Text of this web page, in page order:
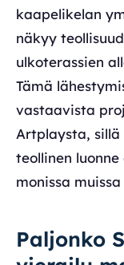
kaapelikelan
näkyy
ulkoterassien
Tämä
vastaavista
Artplaysta, sillä
teollinen
monissa
Paljonko